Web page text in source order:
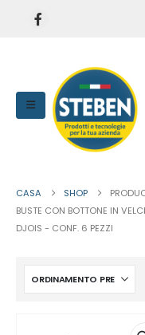
CASA SHOP
BUSTE CON BOTTONE IN
DJOIS - CONF. 6 PEZZI